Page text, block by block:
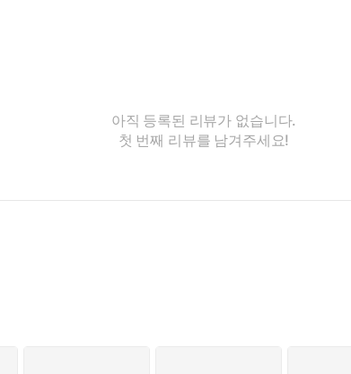
아직 등록된 리뷰가 없습니다.
첫 번째 리뷰를 남겨주세요!